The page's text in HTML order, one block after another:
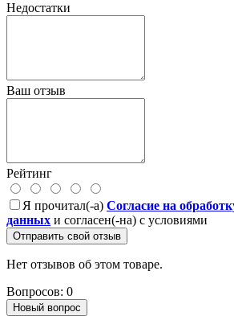
Недостатки
Ваш отзыв
Рейтинг
Я прочитал(-а) Согласие на
данных и согласен(-на) с условиями
Отправить свой отзыв
Нет отзывов об этом товаре.
Вопросов: 0
Новый вопрос